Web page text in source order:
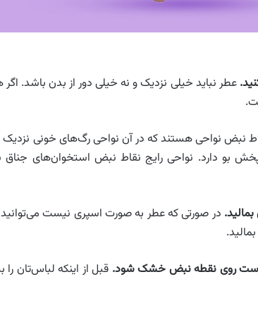
عطر نباید خیلی نزدیک و نه خیلی دور از بدن باشد.
نبض نواحی هستند که در آن نواحی رگ‌های خونی
بو دارد. نواحی رایج نقاط نبض استخوان‌های جناق
در صورتی که عطر به صورت اسپری نیست می‌توانید